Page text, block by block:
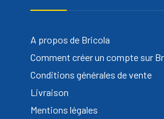
A propos de Bricola
Comment créer un compte sur
Conditions générales de vente
Livraison
Mentions légales